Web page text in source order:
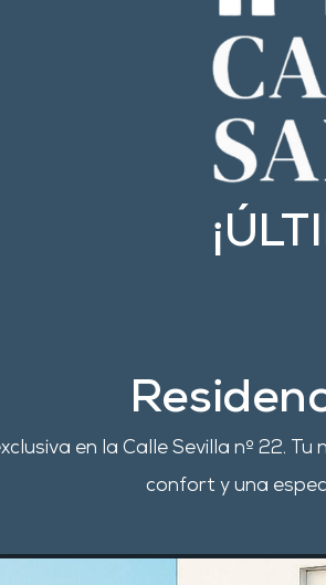
en la Calle Sevilla nº 22. Tu
confort y una